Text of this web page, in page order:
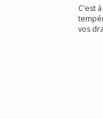
C'est
vos